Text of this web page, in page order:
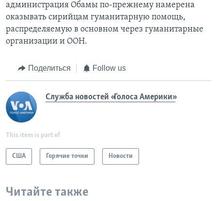
администрация Обамы по-прежнему намерена
оказывать сирийцам гуманитарную помощь,
распределяемую в основном через гуманитарные
организации и ООН.
Поделиться Follow us
Служба новостей «Голоса Америки»
This item is part of
США Горячие точки Новости
Читайте также